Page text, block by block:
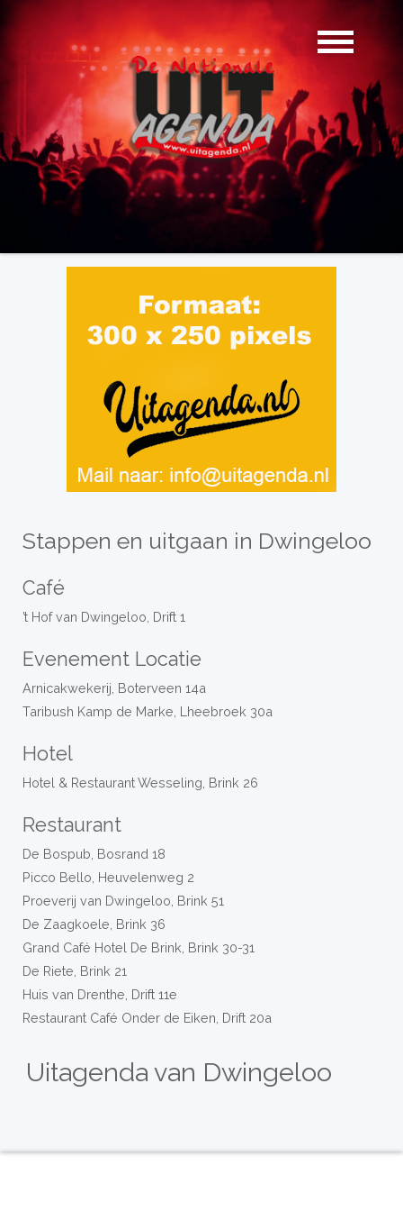
Stappen en uitgaan in Dwingeloo
Café
’t Hof van Dwingeloo, Drift 1
Evenement Locatie
Arnicakwekerij, Boterveen 14a
Taribush Kamp de Marke, Lheebroek 30a
Hotel
Hotel & Restaurant Wesseling, Brink 26
Restaurant
De Bospub, Bosrand 18
Picco Bello, Heuvelenweg 2
Proeverij van Dwingeloo, Brink 51
De Zaagkoele, Brink 36
Grand Café Hotel De Brink, Brink 30-31
De Riete, Brink 21
Huis van Drenthe, Drift 11e
Restaurant Café Onder de Eiken, Drift 20a
Uitagenda van Dwingeloo